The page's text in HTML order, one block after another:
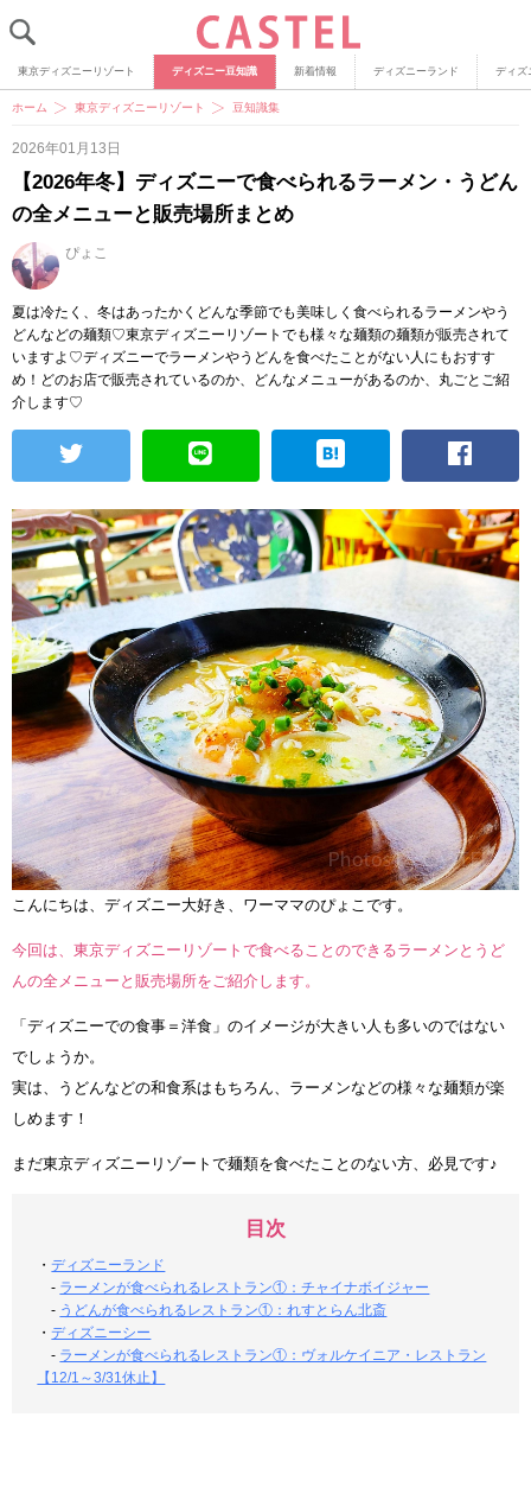
東京ディズニーリゾート ディズニー豆知識 新着情報 ディズニーランド ディズ
ホーム 東京ディズニーリゾート 豆知識集
2026年01月13日
【2026年冬】ディズニーで食べられるラーメン・うどん
の全メニューと販売場所まとめ
ぴょこ
夏は冷たく、冬はあったかくどんな季節でも美味しく食べられるラーメンやう
どんなどの麺類♡東京ディズニーリゾートでも様々な麺類の麺類が販売されて
いますよ♡ディズニーでラーメンやうどんを食べたことがない人にもおすす
め！どのお店で販売されているのか、どんなメニューがあるのか、丸ごとご紹
介します♡
こんにちは、ディズニー大好き、ワーママのぴょこです。
今回は、東京ディズニーリゾートで食べることのできるラーメンとうど
んの全メニューと販売場所をご紹介します。
「ディズニーでの食事＝洋食」のイメージが大きい人も多いのではない
でしょうか。
実は、うどんなどの和食系はもちろん、ラーメンなどの様々な麺類が楽
しめます！
まだ東京ディズニーリゾートで麺類を食べたことのない方、必見です♪
目次
・ディズニーランド
- ラーメンが食べられるレストラン①：チャイナボイジャー
- うどんが食べられるレストラン①：れすとらん北斎
・ディズニーシー
- ラーメンが食べられるレストラン①：ヴォルケイニア・レストラン
【12/1～3/31休止】